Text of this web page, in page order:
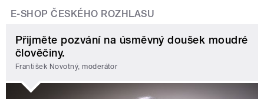
E-SHOP ČESKÉHO ROZHLASU
Přijměte pozvání na úsměvný doušek moudré
člověčiny.
František Novotný, moderátor